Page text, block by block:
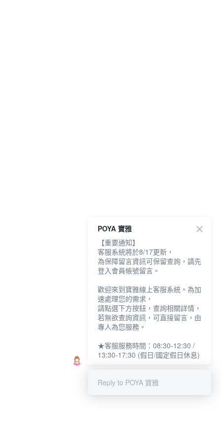
POYA 寶雅
【重要通知】
客服系統將於8/17更新，
為保障留言資訊可保留查詢，請先
登入會員帳號留言。
歡迎來到寶雅線上客服系統。為加
速處理您的需求，
請點選下方按鈕，查詢相關詳情，
若無欲查詢資訊，可直接留言，由
專人為您服務。
★客服服務時間：08:30-12:30 /
13:30-17:30 (假日/國定假日休息)
Reply to POYA 寶雅